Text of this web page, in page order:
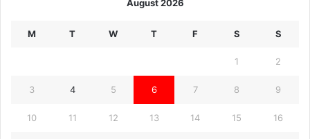
August 2026
M T W T F S S
1 2
3 4 5 6 7 8 9
10 11 12 13 14 15 16